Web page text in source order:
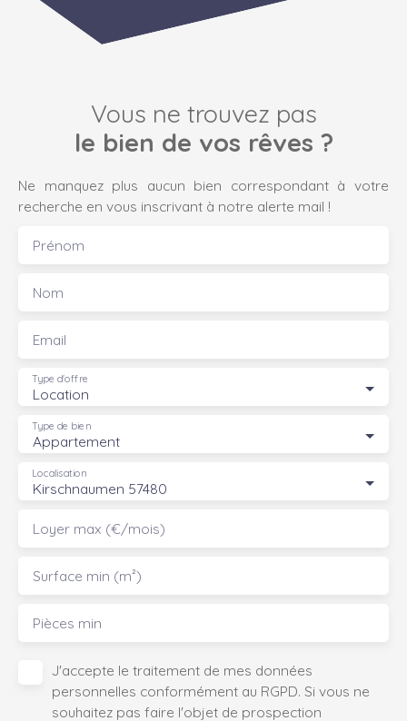
Vous ne trouvez pas
le bien de vos rêves ?
Ne manquez plus aucun bien correspondant à votre
recherche en vous inscrivant à notre alerte mail !
Prénom
Nom
Email
Location
Type d'offre
Appartement
Type de bien
Kirschnaumen 57480
Localisation
Loyer max (€/mois)
Surface min (m²)
Pièces min
J'accepte le traitement de mes données
personnelles conformément au RGPD. Si vous ne
souhaitez pas faire l'objet de prospection